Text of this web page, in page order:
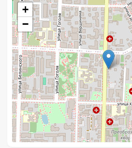
+
−